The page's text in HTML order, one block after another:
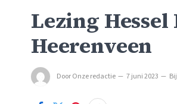
Lezing
Heerenveen
DoorOnze redactie 7 juni 2023